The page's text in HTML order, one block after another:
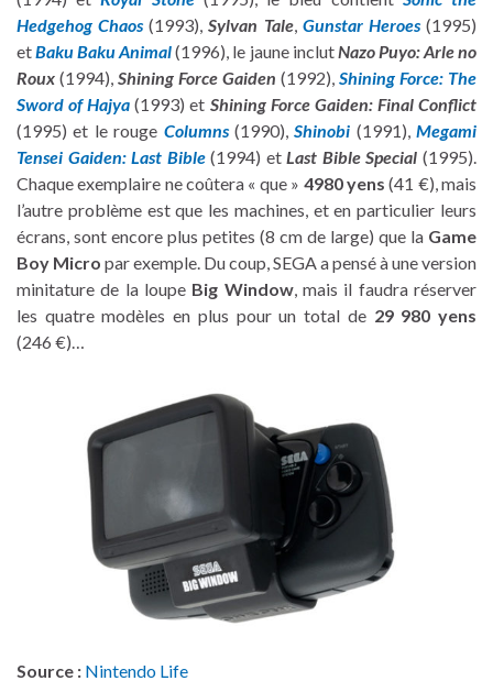
Hedgehog Chaos (1993),Sylvan Tale, Gunstar Heroes(1995)
etBaku Baku Animal(1996), le jaune inclutNazo Puyo: Arle no
Roux (1994), Shining Force Gaiden (1992), Shining Force: The
Sword of Hajya (1993) et Shining Force Gaiden: Final Conflict
(1995) et le rouge Columns(1990),Shinobi (1991), Megami
Tensei Gaiden: Last Bible(1994) etLast Bible Special (1995).
Chaque exemplaire ne coûtera « que » 4980 yens (41 €), mais
l’autre problème est que les machines, et en particulier leurs
écrans, sont encore plus petites (8 cm de large) que la Game
Boy Micro par exemple. Du coup, SEGA a pensé à une version
minitature de la loupe Big Window, mais il faudra réserver
les quatre modèles en plus pour un total de 29 980 yens
(246 €)…
Source : Nintendo Life